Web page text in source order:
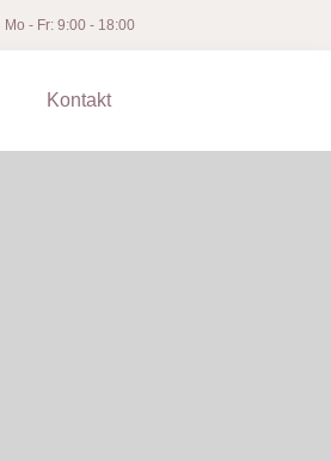
Mo - Fr: 9:00 - 18:00
Kontakt